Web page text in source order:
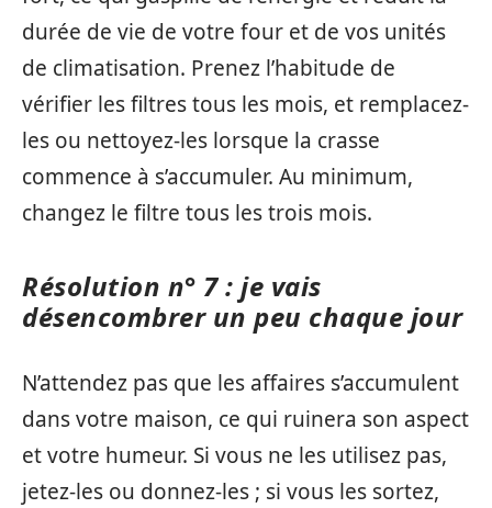
durée de vie de votre four et de vos unités
de climatisation. Prenez l’habitude de
vérifier les filtres tous les mois, et remplacez-
les ou nettoyez-les lorsque la crasse
commence à s’accumuler. Au minimum,
changez le filtre tous les trois mois.
Résolution n° 7 : je vais
désencombrer un peu chaque jour
N’attendez pas que les affaires s’accumulent
dans votre maison, ce qui ruinera son aspect
et votre humeur. Si vous ne les utilisez pas,
jetez-les ou donnez-les ; si vous les sortez,